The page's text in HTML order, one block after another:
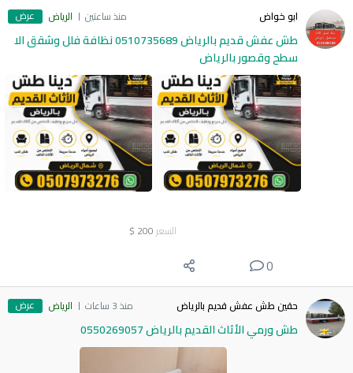
ابو خواض منذ ساعتين الرياض عرض
طش عفش قديم بالرياض 0510735689 نظافة فلل وشقق الا
سطح وقصور بالرياض
السعر 200
$
0
حقين طش عفش قديم بالرياض منذ 3 ساعات الرياض عرض
طش ورمي الأثاث القديم بالرياض 0550269057